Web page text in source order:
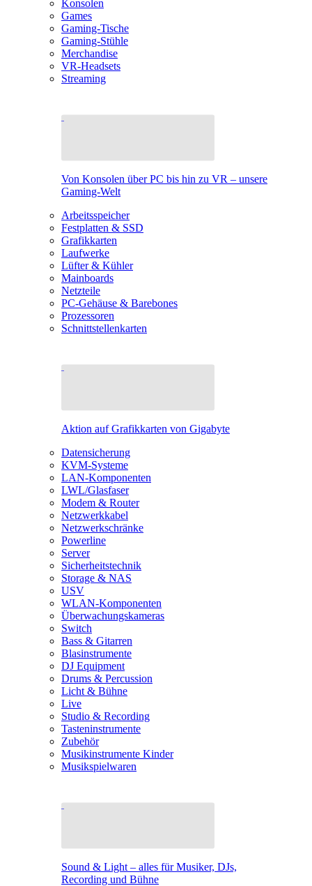
Konsolen
Games
Gaming-Tische
Gaming-Stühle
Merchandise
VR-Headsets
Streaming
Von Konsolen über PC bis hin zu VR – unsere
Gaming-Welt
Arbeitsspeicher
Festplatten & SSD
Grafikkarten
Laufwerke
Lüfter & Kühler
Mainboards
Netzteile
PC-Gehäuse & Barebones
Prozessoren
Schnittstellenkarten
Aktion auf Grafikkarten von Gigabyte
Datensicherung
KVM-Systeme
LAN-Komponenten
LWL/Glasfaser
Modem & Router
Netzwerkkabel
Netzwerkschränke
Powerline
Server
Sicherheitstechnik
Storage & NAS
USV
WLAN-Komponenten
Überwachungskameras
Switch
Bass & Gitarren
Blasinstrumente
DJ Equipment
Drums & Percussion
Licht & Bühne
Live
Studio & Recording
Tasteninstrumente
Zubehör
Musikinstrumente Kinder
Musikspielwaren
Sound & Light – alles für Musiker, DJs,
Recording und Bühne